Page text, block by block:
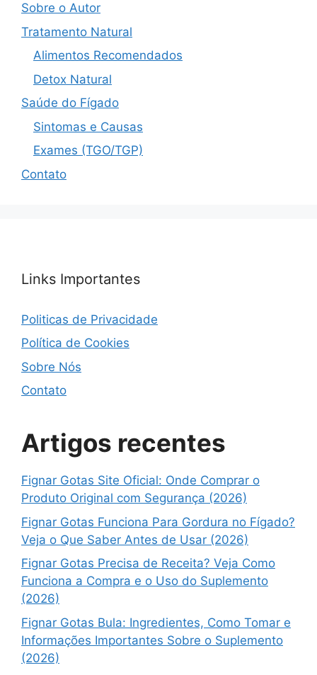
Sobre o Autor
Tratamento Natural
Alimentos Recomendados
Detox Natural
Saúde do Fígado
Sintomas e Causas
Exames (TGO/TGP)
Contato
Links Importantes
Politicas de Privacidade
Política de Cookies
Sobre Nós
Contato
Artigos recentes
Fignar Gotas Site Oficial: Onde Comprar o
Produto Original com Segurança (2026)
Fignar Gotas Funciona Para Gordura no Fígado?
Veja o Que Saber Antes de Usar (2026)
Fignar Gotas Precisa de Receita? Veja Como
Funciona a Compra e o Uso do Suplemento
(2026)
Fignar Gotas Bula: Ingredientes, Como Tomar e
Informações Importantes Sobre o Suplemento
(2026)